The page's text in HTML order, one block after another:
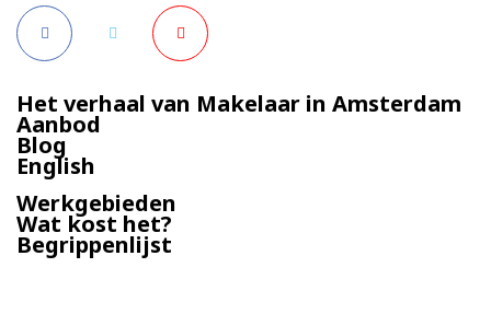
Het verhaal van Makelaar in Amsterdam
Aanbod
Blog
English
Werkgebieden
Wat kost het?
Begrippenlijst